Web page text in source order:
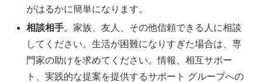
がはるかに簡単になります。
相談相手。家族、友人、その他信頼できる人に相談
してください。生活が困難になりすぎた場合は、専
門家の助けを求めてください。情報、相互サポー
ト、実践的な提案を提供するサポート グループへの